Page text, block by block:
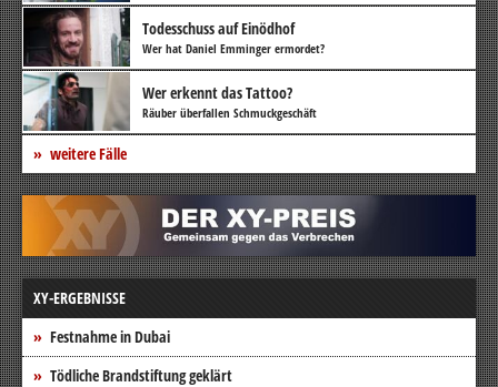
Todesschuss auf Einödhof
Wer hat Daniel Emminger ermordet?
Wer erkennt das Tattoo?
Räuber überfallen Schmuckgeschäft
weitere Fälle
XY-ERGEBNISSE
Festnahme in Dubai
Tödliche Brandstiftung geklärt